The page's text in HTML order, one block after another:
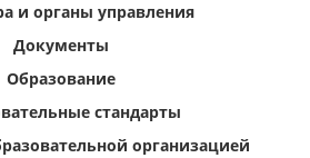
и органы управления
Документы
Образование
стандарты
организацией